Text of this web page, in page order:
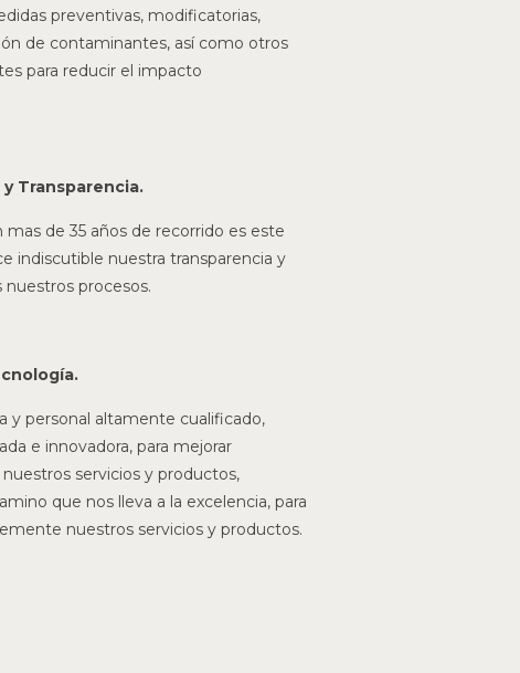
preventivas, modificatorias,
de contaminantes, así como otros
para reducir el impacto
Transparencia.
mas de 35 años de recorrido es este
indiscutible nuestra transparencia y
procesos.
y personal altamente cualificado,
e innovadora, para mejorar
servicios y productos,
que nos lleva a la excelencia, para
nuestros servicios y productos.